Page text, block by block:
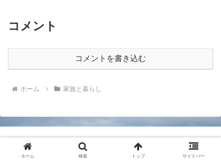
コメント
コメントを書き込む
ホーム 家族と暮らし
「50代からの人生再設計｜早期退職・子育て・移住
ホーム 検索 トップ サイドバー